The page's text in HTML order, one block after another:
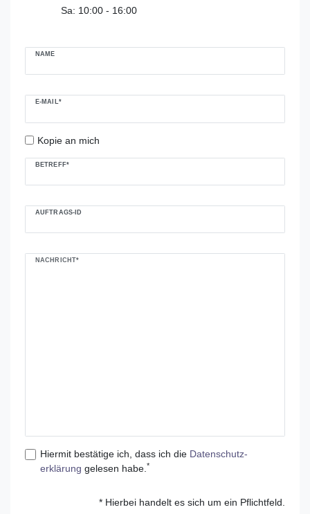
Sa: 10:00 - 16:00
NAME
E-MAIL*
Kopie an mich
BETREFF*
AUFTRAGS-ID
NACHRICHT*
Hiermit bestätige ich, dass ich die Daten­schutz­
erklärung gelesen habe. *
* Hierbei handelt es sich um ein Pflichtfeld.
Ceres::Template.mailFormHoneypotLabel